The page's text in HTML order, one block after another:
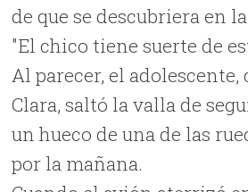
de que se descubriera en
"El chico tiene suerte de
Al parecer, el
Clara, saltó la valla de
un hueco de una de las
por la mañana.